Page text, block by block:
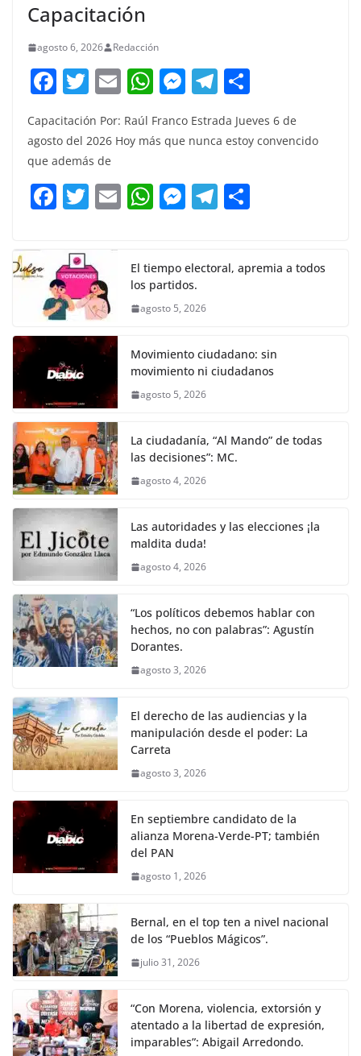
Capacitación
agosto 6, 2026 Redacción
F
a
c
e
b
o
k
T
itt
er
E
m
ai
W
at
A
p
M
ss
n
g
T
el
e
a
m
m
p
Capacitación Por: Raúl Franco Estrada Jueves 6 de
agosto del 2026 Hoy más que nunca estoy convencido
que además de
F
e
b
o
o
k
T
itt
er
E W
s
A
p
M
e
n
er
T
gr p
El tiempo electoral, apremia a todos
los partidos.
agosto 5, 2026
Movimiento ciudadano: sin
movimiento ni ciudadanos
agosto 5, 2026
La ciudadanía, “Al Mando” de todas
las decisiones”: MC.
agosto 4, 2026
Las autoridades y las elecciones ¡la
maldita duda!
agosto 4, 2026
“Los políticos debemos hablar con
hechos, no con palabras”: Agustín
Dorantes.
agosto 3, 2026
El derecho de las audiencias y la
manipulación desde el poder: La
Carreta
agosto 3, 2026
En septiembre candidato de la
alianza Morena-Verde-PT; también
del PAN
agosto 1, 2026
Bernal, en el top ten a nivel nacional
de los “Pueblos Mágicos”.
julio 31, 2026
“Con Morena, violencia, extorsión y
atentado a la libertad de expresión,
imparables”: Abigail Arredondo.